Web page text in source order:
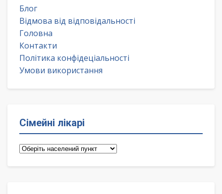
Блог
Відмова від відповідальності
Головна
Контакти
Політика конфідеціальності
Умови використання
Сімейні лікарі
Сімейні